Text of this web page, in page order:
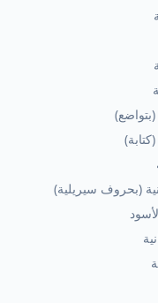
(بتواضع)
(كتابة)
(بحروف سيريلية)